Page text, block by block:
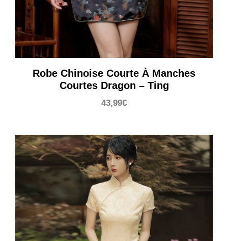
Robe Chinoise Courte À Manches
Courtes Dragon – Ting
43,99€